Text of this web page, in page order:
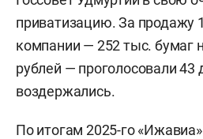
приватизацию. За продажу
компании — 252 тыс. бумаг
рублей — проголосовали 43
воздержались.
По итогам 2025-го